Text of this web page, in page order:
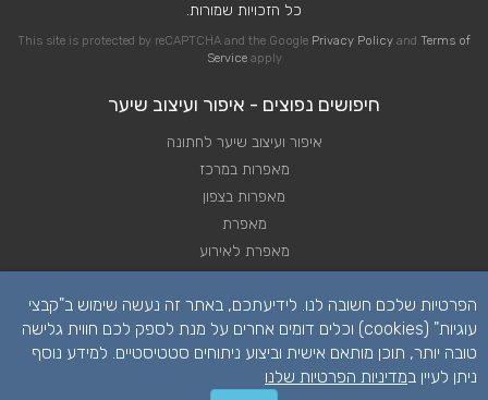
כל הזכויות שמורות.
This site is protected by reCAPTCHA and the Google Privacy Policy and Terms of
Serviceapply
חיפושים נפוצים - איפור ועיצוב שיער
איפור ועיצוב שיער לחתונה
מאפרות במרכז
מאפרות בצפון
מאפרת
מאפרת לאירוע
עיצוב שיער
הפרטיות שלכם חשובה לנו. לידיעתכם, באתר זה נעשה שימוש ב"קבצי
עוגיות" (cookies) וכלים דומים אחרים על מנת לספק לכם חווית גלישה
טובה יותר, תוכן מותאם אישית וביצוע ניתוחים סטטיסטיים. למידע נוסף
ניתן לעיין במדיניות הפרטיות שלנו